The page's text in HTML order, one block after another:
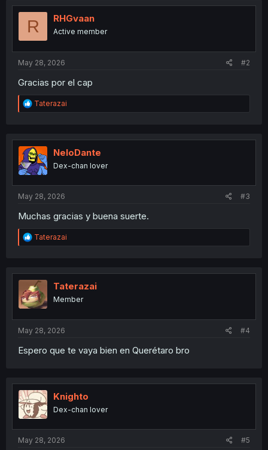
t
i
o
n
s
:
R RHGvaan
Active member
May 28, 2026 #2
Gracias por el cap
R
e
t
i
o
n
Taterazai
NeloDante
Dex-chan lover
May 28, 2026 #3
Muchas gracias y buena suerte.
R
e
t
i
o
n
Taterazai
Taterazai
Member
May 28, 2026 #4
Espero que te vaya bien en Querétaro bro
Knighto
Dex-chan lover
May 28, 2026 #5